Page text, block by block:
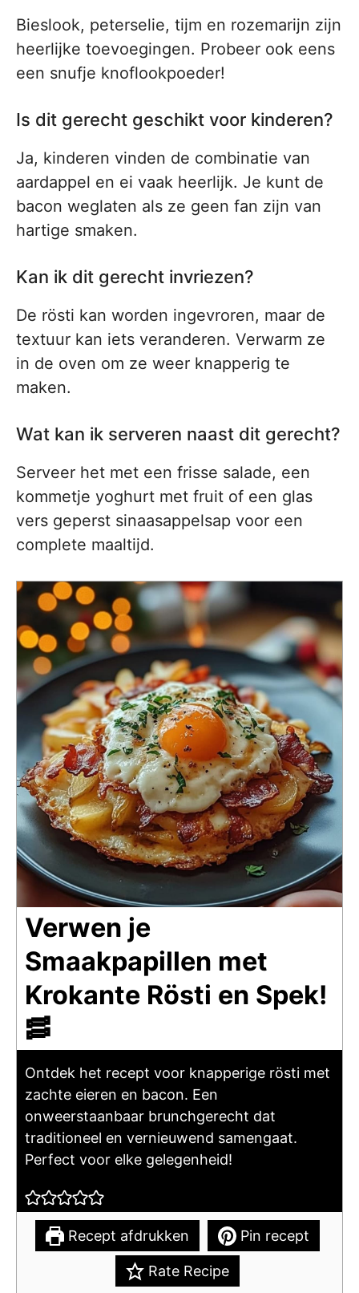
Bieslook, peterselie, tijm en rozemarijn zijn
heerlijke toevoegingen. Probeer ook eens
een snufje knoflookpoeder!
Is dit gerecht geschikt voor kinderen?
Ja, kinderen vinden de combinatie van
aardappel en ei vaak heerlijk. Je kunt de
bacon weglaten als ze geen fan zijn van
hartige smaken.
Kan ik dit gerecht invriezen?
De rösti kan worden ingevroren, maar de
textuur kan iets veranderen. Verwarm ze
in de oven om ze weer knapperig te
maken.
Wat kan ik serveren naast dit gerecht?
Serveer het met een frisse salade, een
kommetje yoghurt met fruit of een glas
vers geperst sinaasappelsap voor een
complete maaltijd.
Verwen je
Smaakpapillen met
Krokante Rösti en Spek!
🥓
Ontdek het recept voor knapperige rösti met
zachte eieren en bacon. Een
onweerstaanbaar brunchgerecht dat
traditioneel en vernieuwend samengaat.
Perfect voor elke gelegenheid!
Recept afdrukken Pin recept
Rate Recipe